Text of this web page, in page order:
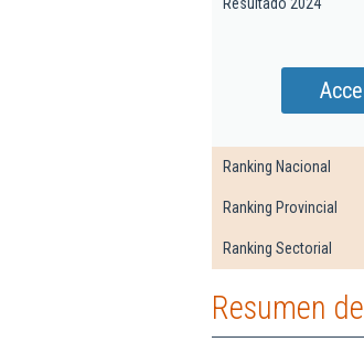
Ranking Nacional
Ranking Provincial
Ranking Sectorial
Resumen